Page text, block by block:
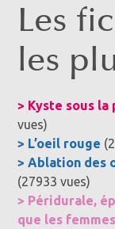
Les
les
> Kyste sous
vues)
> L’oeil rouge
> Ablation des
(27933 vues)
> Péridurale,
que les